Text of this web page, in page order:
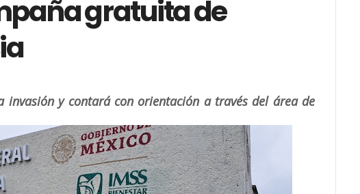
gratuita de
invasión y contará con orientación a través del área de